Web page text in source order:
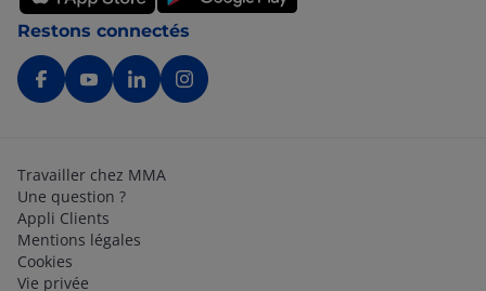
Restons connectés
Travailler chez MMA
Une question ?
Appli Clients
Mentions légales
Cookies
Vie privée